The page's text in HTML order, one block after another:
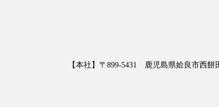
【本社】〒899-5431 鹿児島県姶良市西餅